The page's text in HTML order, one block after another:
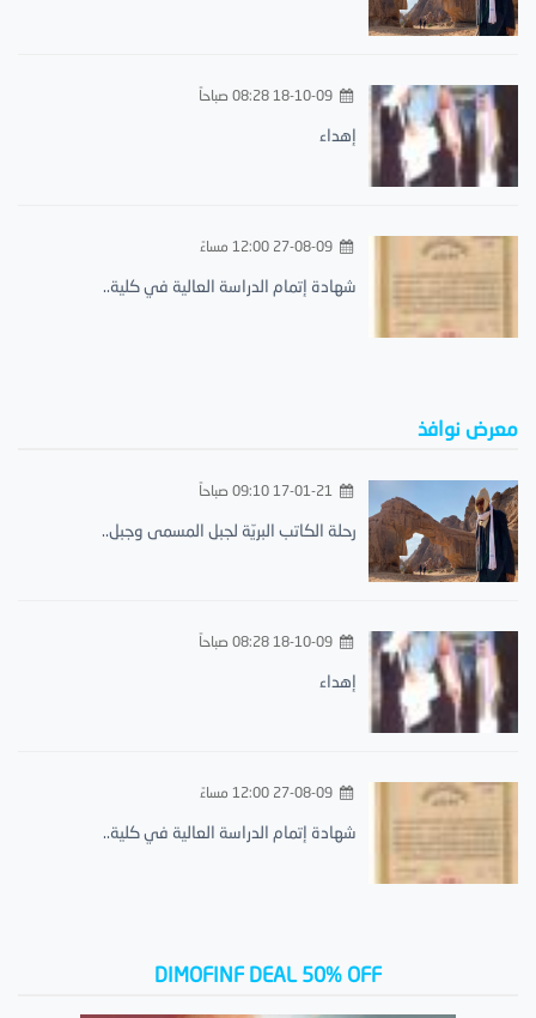
18-10-09 08:28 صباحاً
إهداء
27-08-09 12:00 مساءً
شهادة إتمام الدراسة العالية في كلية..
معرض نوافذ
17-01-21 09:10 صباحاً
رحلة الكاتب البريّة لجبل المسمى وجبل..
18-10-09 08:28 صباحاً
إهداء
27-08-09 12:00 مساءً
شهادة إتمام الدراسة العالية في كلية..
DIMOFINF DEAL 50% OFF